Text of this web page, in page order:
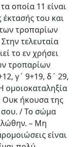
οποία 11 είναι
του και
τροπαρίων
τελευταία
το εν χρήσει
τροπαρίων
γ΄ 9+19, δ΄ 29,
ομοιοκαταληξία
Ουκ ήκουσα της
/ Το σώμα
– Μη
είναι